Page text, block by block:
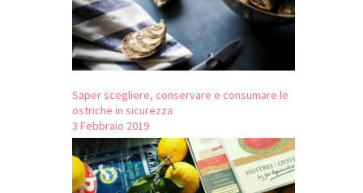
Saper scegliere, conservare e consumare le
ostriche in sicurezza
3 Febbraio 2019